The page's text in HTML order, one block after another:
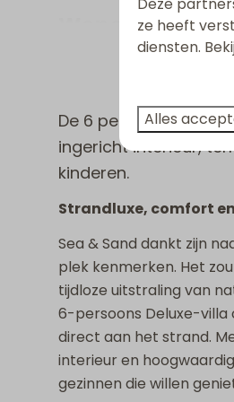
Wonen & Koken
Vloeroppervlakte m2:
Strijkijzer
Flatscreen TV
Strijkplank
Vaatwasser
Wasrek
Inductie kookplaat
Combi-magnetron
Koelkast met vriesvak
Nespresso apparaat
Waterkoker
Broodrooster
De 6 persoons Villa
ingericht interieur,
kinderen.
Strandluxe, comfort
Sea & Sand dankt zijn
plek kenmerken. Het
tijdloze uitstraling van
6-persoons Deluxe-villa
direct aan het strand.
interieur en
gezinnen die willen
ze heeft
diensten.
Alles